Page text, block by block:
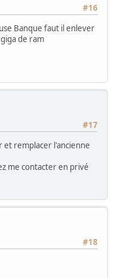
#16
Banque faut il enlever
de ram
#17
et remplacer l'ancienne
me contacter en privé
#18